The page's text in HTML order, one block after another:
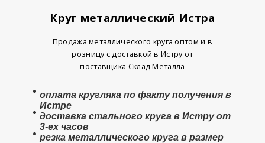
Круг металлический Истра
Продажа металлического круга оптом и в
розницу с доставкой в Истру от
поставщика Склад Металла
оплата кругляка по факту получения в
Истре
доставка стального круга в Истру от
3-ех часов
резка металлического круга в размер